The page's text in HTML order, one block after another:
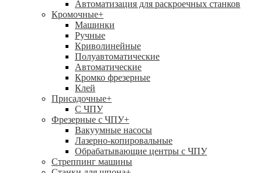
Автоматизация для раскроечных станков
Кромочные+
Машинки
Ручные
Криволинейные
Полуавтоматические
Автоматические
Кромко фрезерные
Клей
Присадочные+
С ЧПУ
Фрезерные с ЧПУ+
Вакуумные насосы
Лазерно-копировальные
Обрабатывающие центры с ЧПУ
Стреппинг машины